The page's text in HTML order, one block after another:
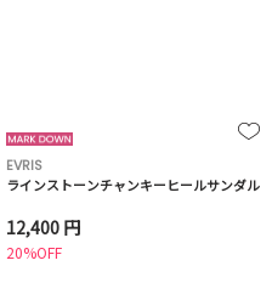
EVRIS
ラインストーンチャンキーヒールサンダル
12,400 円
20%OFF